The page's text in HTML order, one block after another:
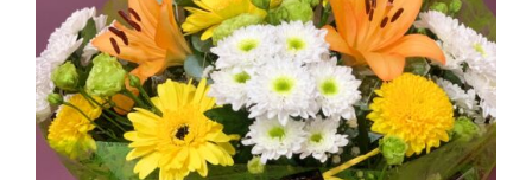
AÑADIR AL CARRITO
/
DETALLES